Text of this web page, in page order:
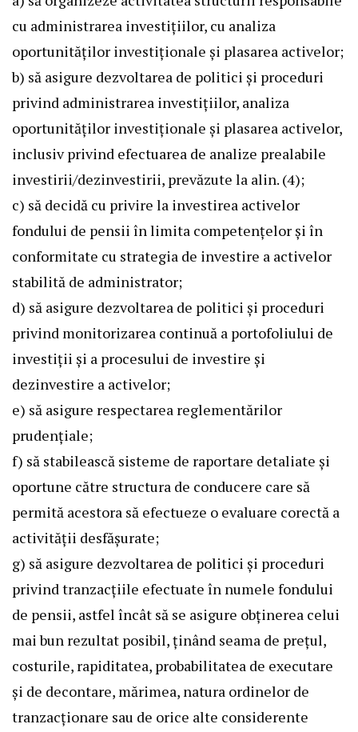
cu administrarea investițiilor, cu analiza
oportunităților investiționale și plasarea activelor;
b) să asigure dezvoltarea de politici și proceduri
privind administrarea investițiilor, analiza
oportunităților investiționale și plasarea activelor,
inclusiv privind efectuarea de analize prealabile
investirii/dezinvestirii, prevăzute la alin. (4);
c) să decidă cu privire la investirea activelor
fondului de pensii în limita competențelor și în
conformitate cu strategia de investire a activelor
stabilită de administrator;
d) să asigure dezvoltarea de politici și proceduri
privind monitorizarea continuă a portofoliului de
investiții și a procesului de investire și
dezinvestire a activelor;
e) să asigure respectarea reglementărilor
prudențiale;
f) să stabilească sisteme de raportare detaliate și
oportune către structura de conducere care să
permită acestora să efectueze o evaluare corectă a
activității desfășurate;
g) să asigure dezvoltarea de politici și proceduri
privind tranzacțiile efectuate în numele fondului
de pensii, astfel încât să se asigure obținerea celui
mai bun rezultat posibil, ținând seama de prețul,
costurile, rapiditatea, probabilitatea de executare
și de decontare, mărimea, natura ordinelor de
tranzacționare sau de orice alte considerente